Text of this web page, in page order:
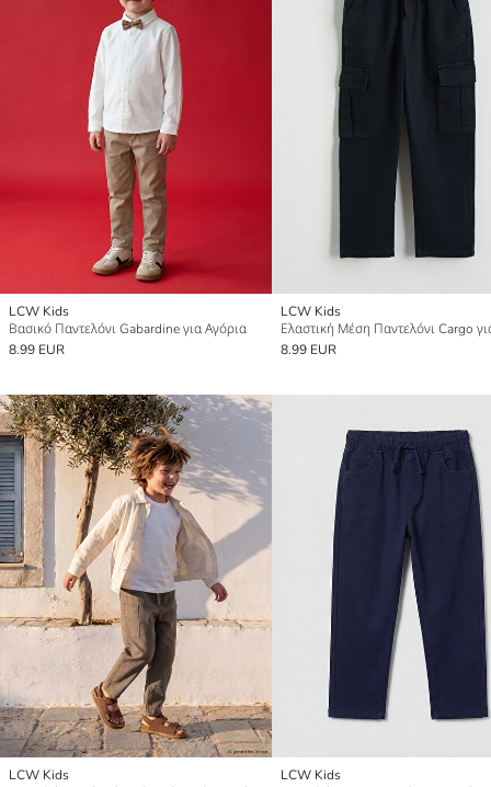
LCW Kids
Βασικό Παντελόνι Gabardine για Αγόρια
8.99 EUR
LCW Kids
8.99 EUR
LCW Kids
LCW Kids